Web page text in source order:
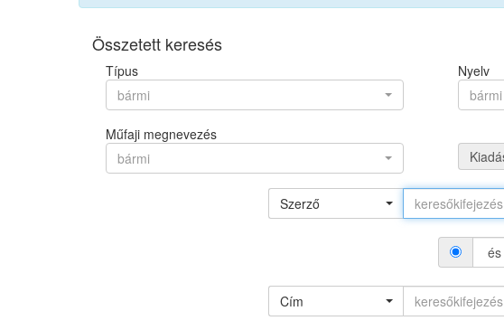
Összetett keresés
Típus
bármi
Nyelv
bármi
Műfaji megnevezés
bármi
Szerző
és
Cím